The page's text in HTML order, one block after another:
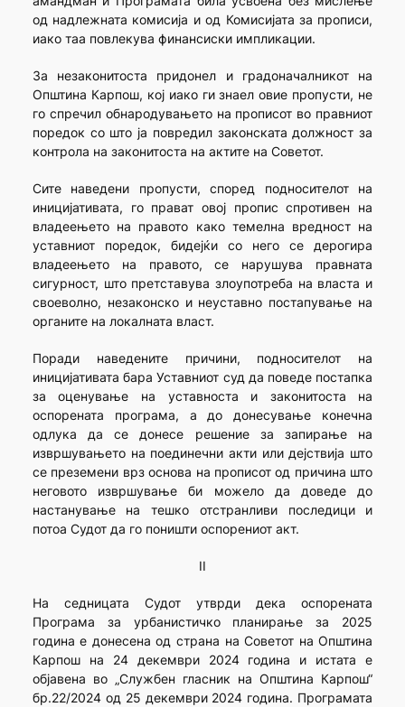
од надлежната комисија и од Комисијата за прописи,
иако таа повлекува финансиски импликации.
За незаконитоста придонел и градоначалникот на
Општина Карпош, кој иако ги знаел овие пропусти, не
го спречил обнародувањето на прописот во правниот
поредок со што ја повредил законската должност за
контрола на законитоста на актите на Советот.
Сите наведени пропусти, според подносителот на
иницијативата, го прават овој пропис спротивен на
владеењето на правото како темелна вредност на
уставниот поредок, бидејќи со него се дерогира
владеењето на правото, се нарушува правната
сигурност, што претставува злоупотреба на власта и
своеволно, незаконско и неуставно постапување на
органите на локалната власт.
Поради наведените причини, подносителот на
иницијативата бара Уставниот суд да поведе постапка
за оценување на уставноста и законитоста на
оспорената програма, а до донесување конечна
одлука да се донесе решение за запирање на
извршувањето на поединечни акти или дејствија што
се преземени врз основа на прописот од причина што
неговото извршување би можело да доведе до
настанување на тешко отстранливи последици и
потоа Судот да го поништи оспорениот акт.
II
На седницата Судот утврди дека оспорената
Програма за урбанистичко планирање за 2025
година е донесена од страна на Советот на Општина
Карпош на 24 декември 2024 година и истата е
објавена во „Службен гласник на Општина Карпош“
бр.22/2024 од 25 декември 2024 година. Програмата